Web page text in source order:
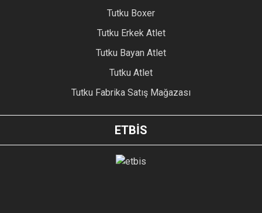
Tutku Boxer
Tutku Erkek Atlet
Tutku Bayan Atlet
Tutku Atlet
Tutku Fabrika Satış Mağazası
ETBİS